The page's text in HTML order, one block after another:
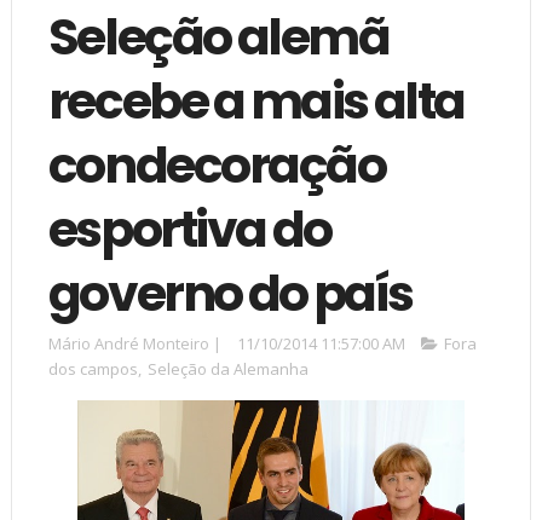
Seleção alemã
recebe a mais alta
condecoração
esportiva do
governo do país
Mário André Monteiro | 11/10/2014 11:57:00 AM
Fora
dos campos, Seleção da Alemanha